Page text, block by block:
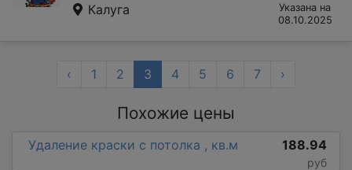
Калуга
Указана на
08.10.2025
‹ 1 2 3 4 5 6 7 ›
Похожие цены
Удаление краски с потолка , кв.м 188.94
руб